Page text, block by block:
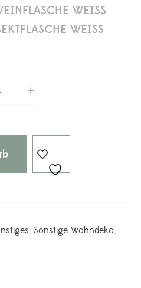
WEISS
WEISS
, Sonstige Wohndeko,